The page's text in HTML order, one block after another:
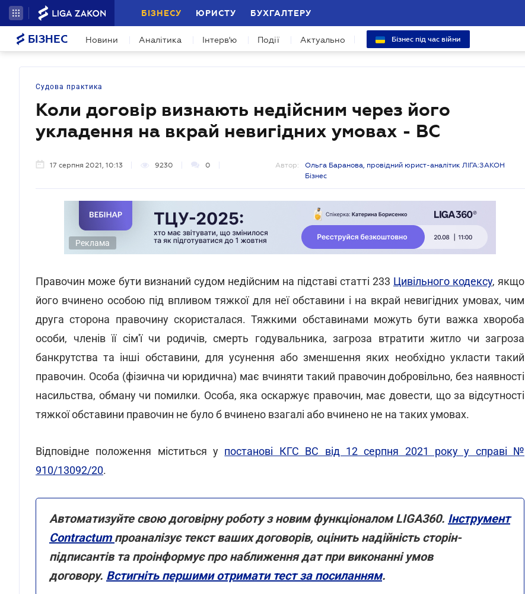
БІЗНЕСУ ЮРИСТУ БУХГАЛТЕРУ
БІЗНЕС Новини Аналітика Інтерв'ю Події Актуально Бізнес під час війни
Судова практика
Коли договір визнають недійсним через його
укладення на вкрай невигідних умовах - ВС
17 серпня 2021, 10:13 9230 0 Автор:
Ольга Баранова, провідний юрист-аналітик ЛІГА:ЗАКОН
Бізнес
Реклама
Правочин може бути визнаний судом недійсним на підставі статті 233 Цивільного кодексу, якщо
його вчинено особою під впливом тяжкої для неї обставини і на вкрай невигідних умовах, чим
друга сторона правочину скористалася. Тяжкими обставинами можуть бути важка хвороба
особи, членів її сім'ї чи родичів, смерть годувальника, загроза втратити житло чи загроза
банкрутства та інші обставини, для усунення або зменшення яких необхідно укласти такий
правочин. Особа (фізична чи юридична) має вчиняти такий правочин добровільно, без наявності
насильства, обману чи помилки. Особа, яка оскаржує правочин, має довести, що за відсутності
тяжкої обставини правочин не було б вчинено взагалі або вчинено не на таких умовах.
Відповідне положення міститься у постанові КГС ВС від 12 серпня 2021 року у справі №
910/13092/20.
Автоматизуйте свою договірну роботу з новим функціоналом LIGA360. Інструмент
Contractumпроаналізує текст ваших договорів, оцінить надійність сторін-
підписантів та проінформує про наближення дат при виконанні умов
договору. Встигніть першими отримати тест за посиланням.